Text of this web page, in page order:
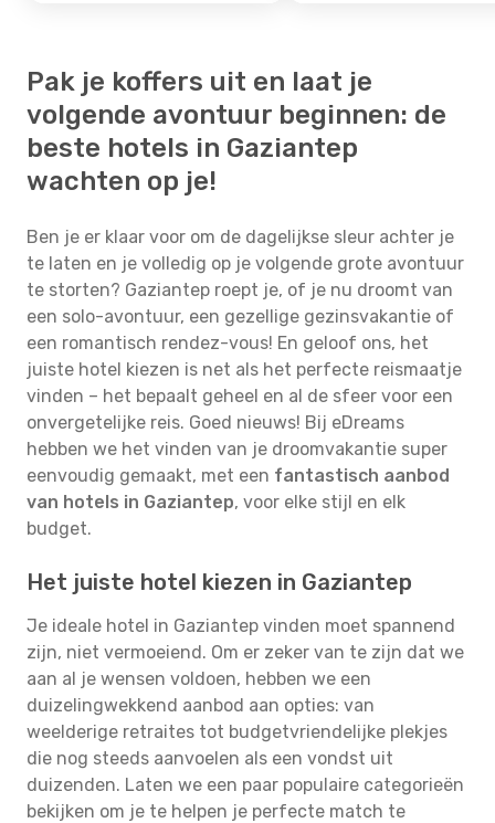
Pak je koffers uit en laat je
volgende avontuur beginnen: de
beste hotels in Gaziantep
wachten op je!
Ben je er klaar voor om de dagelijkse sleur achter je
te laten en je volledig op je volgende grote avontuur
te storten? Gaziantep roept je, of je nu droomt van
een solo-avontuur, een gezellige gezinsvakantie of
een romantisch rendez-vous! En geloof ons, het
juiste hotel kiezen is net als het perfecte reismaatje
vinden – het bepaalt geheel en al de sfeer voor een
onvergetelijke reis. Goed nieuws! Bij eDreams
hebben we het vinden van je droomvakantie super
eenvoudig gemaakt, met een fantastisch aanbod
van hotels in Gaziantep, voor elke stijl en elk
budget.
Het juiste hotel kiezen in Gaziantep
Je ideale hotel in Gaziantep vinden moet spannend
zijn, niet vermoeiend. Om er zeker van te zijn dat we
aan al je wensen voldoen, hebben we een
duizelingwekkend aanbod aan opties: van
weelderige retraites tot budgetvriendelijke plekjes
die nog steeds aanvoelen als een vondst uit
duizenden. Laten we een paar populaire categorieën
bekijken om je te helpen je perfecte match te